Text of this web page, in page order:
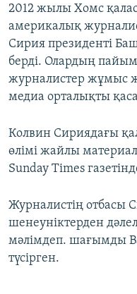
2012 жылы Хомс
америкалық
Сирия президенті
берді. Олардың
журналистер жұмыс
медиа орталықты
Колвин Сириядағы
өлімі жайлы
Sunday Times
Журналистің отбасы
шенеуніктерден
мәлімдеп. шағымды
түсірген.